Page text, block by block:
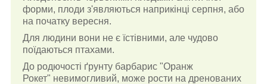
форми, плоди з'являються наприкінці серпня, або
на початку вересня.
Для людини вони не є їстівними, але чудово
поїдаються птахами.
До родючості ґрунту барбарис "Оранж
Рокет" невимогливий, може рости на дренованих